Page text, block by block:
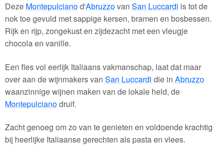
Deze Montepulcianod'Abruzzovan San Luccardi is tot de
nok toe gevuld met sappige kersen, bramen en bosbessen.
Rijk en rijp, zongekust en zijdezacht met een vleugje
chocola en vanille.
Een fles vol eerlijk Italiaans vakmanschap, laat dat maar
over aan de wijnmakers van San Luccardi die in Abruzzo
waanzinnige wijnen maken van de lokale held, de
Montepulcianodruif.
Zacht genoeg om zo van te genieten en voldoende krachtig
bij heerlijke Italiaanse gerechten als pasta en vlees.